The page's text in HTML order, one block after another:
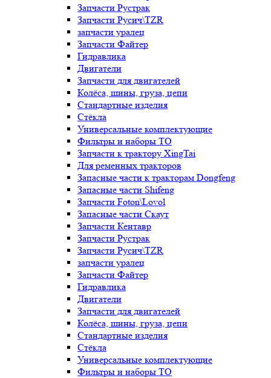
Запчасти Рустрак
Запчасти Русич\TZR
запчасти уралец
Запчасти Файтер
Гидравлика
Двигатели
Запчасти для двигателей
Колёса, шины, груза, цепи
Стандартные изделия
Стёкла
Универсальные комплектующие
Фильтры и наборы ТО
Запчасти к трактору XingTai
Для ременных тракторов
Запасные части к тракторам Dongfeng
Запасные части Shifeng
Запчасти Foton\Lovol
Запасные части Скаут
Запчасти Кентавр
Запчасти Рустрак
Запчасти Русич\TZR
запчасти уралец
Запчасти Файтер
Гидравлика
Двигатели
Запчасти для двигателей
Колёса, шины, груза, цепи
Стандартные изделия
Стёкла
Универсальные комплектующие
Фильтры и наборы ТО